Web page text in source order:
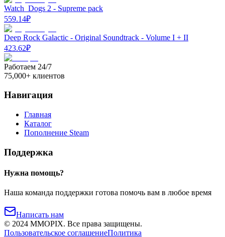
Watch_Dogs 2 - Supreme pack
559.14₽
Deep Rock Galactic - Original Soundtrack - Volume I + II
423.62₽
Работаем 24/7
75,000+ клиентов
Навигация
Главная
Каталог
Пополнение Steam
Поддержка
Нужна помощь?
Наша команда поддержки готова помочь вам в любое время
Написать нам
© 2024 MMOPIX. Все права защищены.
Пользовательское соглашениеПолитика